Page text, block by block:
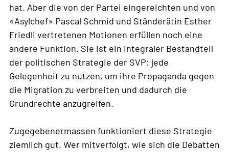
hat. Aber die von der Partei eingereichten und von
«Asylchef» Pascal Schmid und Ständerätin Esther
Friedli vertretenen Motionen erfüllen noch eine
andere Funktion. Sie ist ein integraler Bestandteil
der politischen Strategie der SVP: jede
Gelegenheit zu nutzen, um ihre Propaganda gegen
die Migration zu verbreiten und dadurch die
Grundrechte anzugreifen.
Zugegebenermassen funktioniert diese Strategie
ziemlich gut. Wer mitverfolgt, wie sich die Debatten